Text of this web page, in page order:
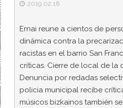
2019.02.18
Ernai reune a cientos de
dinámica contra la
racistas en el barrio San
críticas. Cierre de local de la
Denuncia por redadas
policia municipal recibe
músicos bizkainos también se